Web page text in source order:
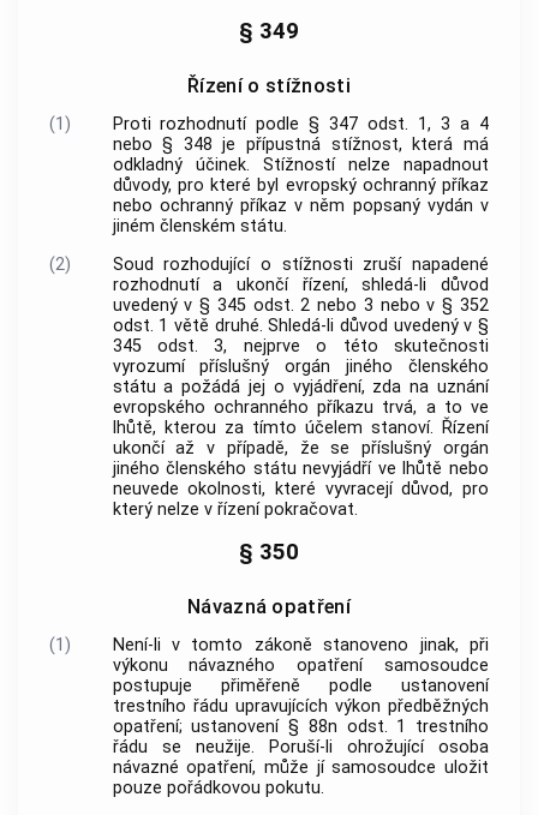
§ 349
Řízení o stížnosti
(1)
Proti rozhodnutí podle § 347 odst. 1, 3 a 4
nebo § 348 je přípustná stížnost, která má
odkladný účinek. Stížností nelze napadnout
důvody, pro které byl evropský ochranný příkaz
nebo ochranný příkaz v něm popsaný vydán v
jiném členském státu.
(2)
Soud rozhodující o stížnosti zruší napadené
rozhodnutí a ukončí řízení, shledá-li důvod
uvedený v § 345 odst. 2 nebo 3 nebo v § 352
odst. 1 větě druhé. Shledá-li důvod uvedený v §
345 odst. 3, nejprve o této skutečnosti
vyrozumí příslušný orgán jiného členského
státu a požádá jej o vyjádření, zda na uznání
evropského ochranného příkazu trvá, a to ve
lhůtě, kterou za tímto účelem stanoví. Řízení
ukončí až v případě, že se příslušný orgán
jiného členského státu nevyjádří ve lhůtě nebo
neuvede okolnosti, které vyvracejí důvod, pro
který nelze v řízení pokračovat.
§ 350
Návazná opatření
(1)
Není-li v tomto zákoně stanoveno jinak, při
výkonu návazného opatření samosoudce
postupuje přiměřeně podle ustanovení
trestního řádu upravujících výkon předběžných
opatření; ustanovení § 88n odst. 1 trestního
řádu se neužije. Poruší-li ohrožující osoba
návazné opatření, může jí samosoudce uložit
pouze pořádkovou pokutu.